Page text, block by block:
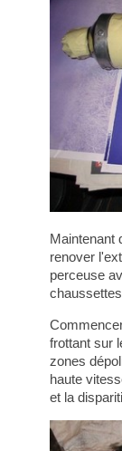
Maintenant
renover
perceuse
frottant sur
zones
haute
et la